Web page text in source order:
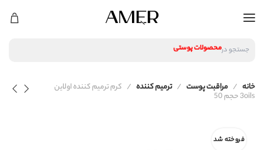
جستجو درمحصولات مراقبت مو
محصولات پوستی
خانه مراقبت پوست ترمیم کننده کرم ترمیم کننده اولاین
3oils حجم 50
فروخته شد